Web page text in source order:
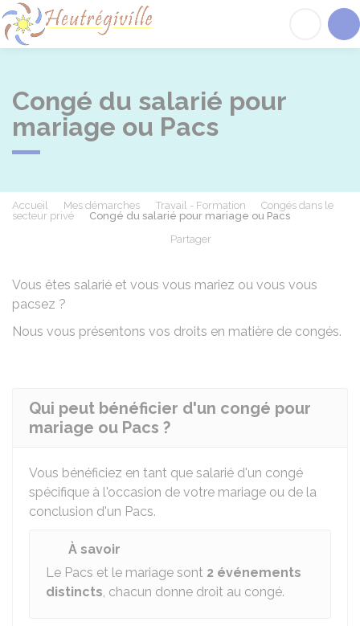
Congé du salarié pour
mariage ou Pacs
Accueil Mes démarches Travail - Formation
Congés dans le
secteur privé
Congé du salarié pour mariage ou Pacs
Partager
Vous êtes salarié et vous vous mariez ou vous vous
pacsez ?
Nous vous présentons vos droits en matière de congés.
Qui peut bénéficier d'un congé pour
mariage ou Pacs ?
Vous bénéficiez en tant que salarié d'un congé
spécifique à l'occasion de votre mariage ou de la
conclusion d'un Pacs.
À savoir
Le Pacs et le mariage sont 2 événements
distincts, chacun donne droit au congé.